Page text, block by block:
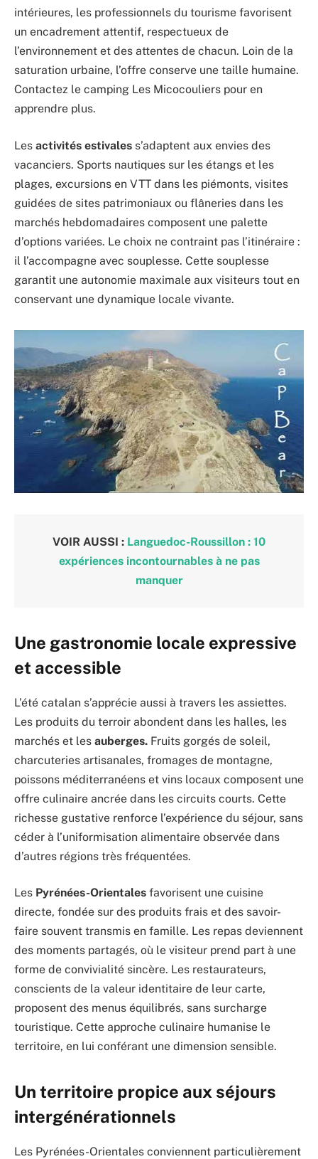
intérieures, les professionnels du tourisme favorisent
un encadrement attentif, respectueux de
l’environnement et des attentes de chacun. Loin de la
saturation urbaine, l’offre conserve une taille humaine.
Contactez le camping Les Micocouliers pour en
apprendre plus.
Les activités estivales s’adaptent aux envies des
vacanciers. Sports nautiques sur les étangs et les
plages, excursions en VTT dans les piémonts, visites
guidées de sites patrimoniaux ou flâneries dans les
marchés hebdomadaires composent une palette
d’options variées. Le choix ne contraint pas l’itinéraire :
il l’accompagne avec souplesse. Cette souplesse
garantit une autonomie maximale aux visiteurs tout en
conservant une dynamique locale vivante.
VOIR AUSSI : Languedoc-Roussillon : 10
expériences incontournables à ne pas
manquer
Une gastronomie locale expressive
et accessible
L’été catalan s’apprécie aussi à travers les assiettes.
Les produits du terroir abondent dans les halles, les
marchés et les auberges. Fruits gorgés de soleil,
charcuteries artisanales, fromages de montagne,
poissons méditerranéens et vins locaux composent une
offre culinaire ancrée dans les circuits courts. Cette
richesse gustative renforce l’expérience du séjour, sans
céder à l’uniformisation alimentaire observée dans
d’autres régions très fréquentées.
Les Pyrénées-Orientales favorisent une cuisine
directe, fondée sur des produits frais et des savoir-
faire souvent transmis en famille. Les repas deviennent
des moments partagés, où le visiteur prend part à une
forme de convivialité sincère. Les restaurateurs,
conscients de la valeur identitaire de leur carte,
proposent des menus équilibrés, sans surcharge
touristique. Cette approche culinaire humanise le
territoire, en lui conférant une dimension sensible.
Un territoire propice aux séjours
intergénérationnels
Les Pyrénées-Orientales conviennent particulièrement